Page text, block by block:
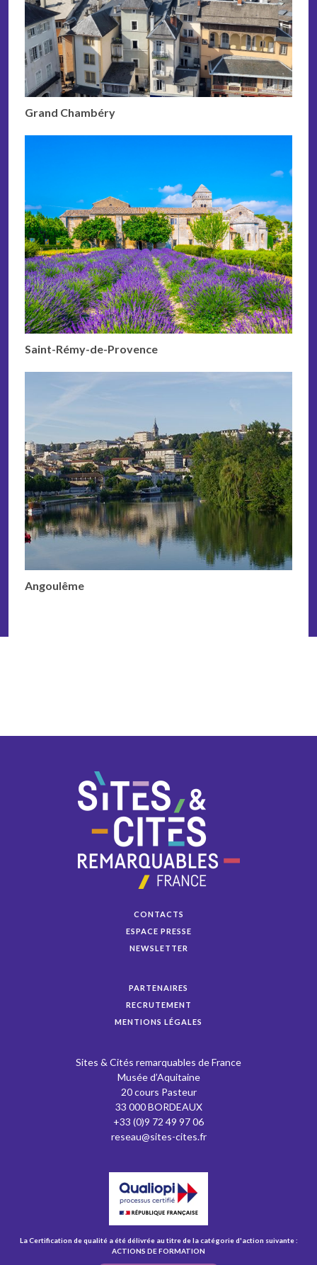
Grand Chambéry
Saint-Rémy-de-Provence
Angoulême
CONTACTS
ESPACE PRESSE
NEWSLETTER
PARTENAIRES
RECRUTEMENT
MENTIONS LÉGALES
Sites & Cités remarquables de France
Musée d’Aquitaine
20 cours Pasteur
33 000 BORDEAUX
+33 (0)9 72 49 97 06
reseau@sites-cites.fr
La Certification de qualité a été délivrée au titre de la catégorie d'action suivante :
ACTIONS DE FORMATION